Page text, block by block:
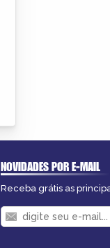
NOVIDADES POR E-MAIL
Receba grátis as